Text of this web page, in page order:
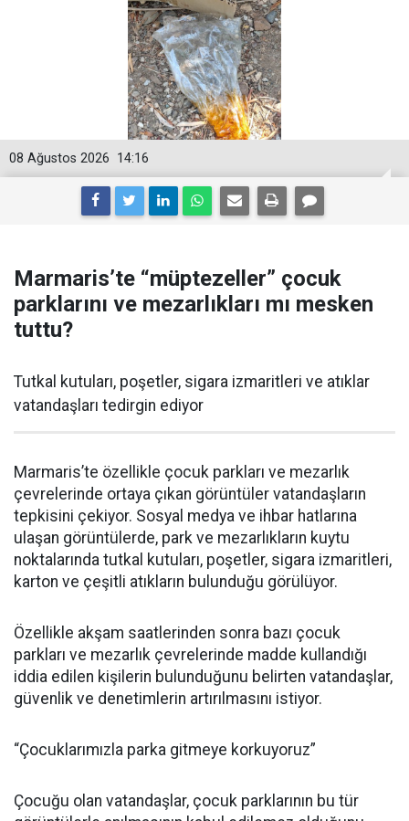
14:16
08 Ağustos 2026
Marmaris’te “müptezeller” çocuk
parklarını ve mezarlıkları mı mesken
tuttu?
Tutkal kutuları, poşetler, sigara izmaritleri ve atıklar
vatandaşları tedirgin ediyor
Marmaris’te özellikle çocuk parkları ve mezarlık
çevrelerinde ortaya çıkan görüntüler vatandaşların
tepkisini çekiyor. Sosyal medya ve ihbar hatlarına
ulaşan görüntülerde, park ve mezarlıkların kuytu
noktalarında tutkal kutuları, poşetler, sigara izmaritleri,
karton ve çeşitli atıkların bulunduğu görülüyor.
Özellikle akşam saatlerinden sonra bazı çocuk
parkları ve mezarlık çevrelerinde madde kullandığı
iddia edilen kişilerin bulunduğunu belirten vatandaşlar,
güvenlik ve denetimlerin artırılmasını istiyor.
“Çocuklarımızla parka gitmeye korkuyoruz”
Çocuğu olan vatandaşlar, çocuk parklarının bu tür